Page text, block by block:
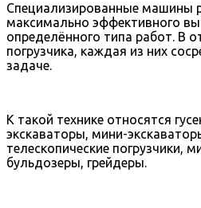
Специализированные машины
максимально эффективного
определённого типа работ. В
погрузчика, каждая из них
задаче.
К такой технике относятся
экскаваторы, мини-
телескопические погрузчики,
бульдозеры, грейдеры.